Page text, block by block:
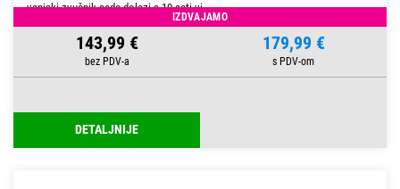
vanjski zvučnik sada dolazi s 10 sati vi
IZDVAJAMO
143,99 € 179,99 €
DETALJNIJE